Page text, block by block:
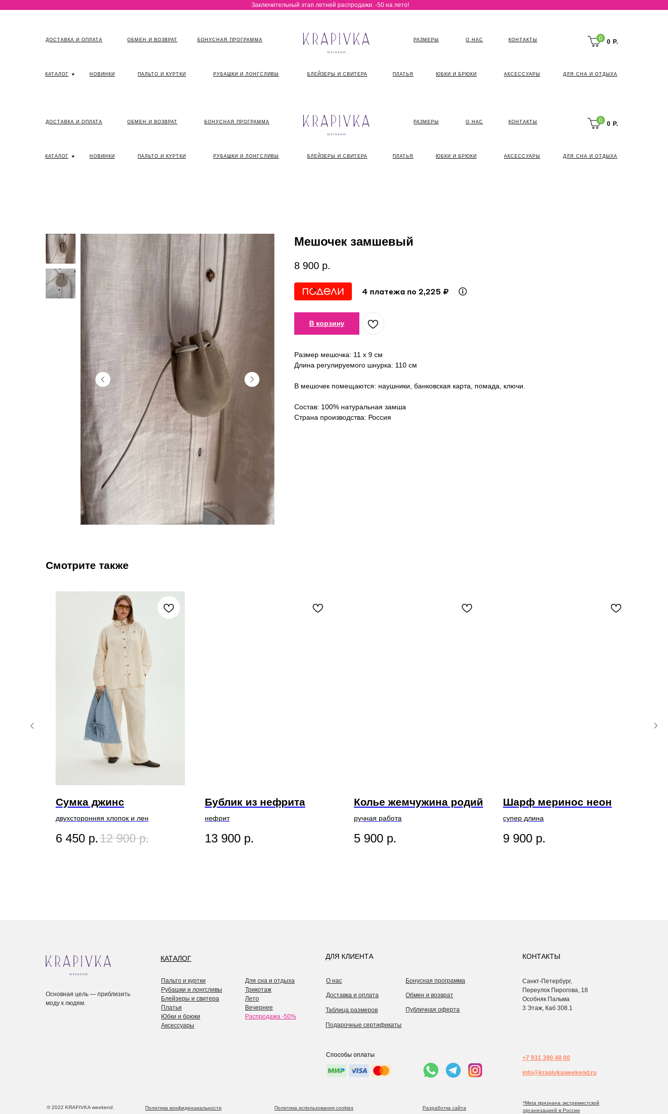
Заключительный этап летней распродажи. -50 на лето!
РУБАШКИ И ЛОНГСЛИВЫ
КАТАЛОГ БЛЕЙЗЕРЫ И СВИТЕРА
О НАС
РАЗМЕРЫ
ДОСТАВКА И ОПЛАТА ОБМЕН И ВОЗВРАТ КОНТАКТЫ
ПЛАТЬЯ ЮБКИ И БРЮКИ АКСЕССУАРЫ ДЛЯ СНА И ОТДЫХА
ПАЛЬТО И КУРТКИ
НОВИНКИ
БОНУСНАЯ ПРОГРАММА 0 0 Р.
РУБАШКИ И ЛОНГСЛИВЫ
КАТАЛОГ БЛЕЙЗЕРЫ И СВИТЕРА
О НАС
РАЗМЕРЫ
ДОСТАВКА И ОПЛАТА ОБМЕН И ВОЗВРАТ КОНТАКТЫ
ПЛАТЬЯ ЮБКИ И БРЮКИ АКСЕССУАРЫ ДЛЯ СНА И ОТДЫХА
ПАЛЬТО И КУРТКИ
НОВИНКИ
БОНУСНАЯ ПРОГРАММА 0 0 Р.
Мешочек замшевый
8 900 р.
4 платежа по 2,225 ₽
В корзину
Размер мешочка: 11 x 9 см
Длина регулируемого шнурка: 110 см
В мешочек помещаются: наушники, банковская карта, помада, ключи.
Состав: 100% натуральная замша
Страна производства: Россия
Смотрите также
Сумка джинс
двухсторонняя хлопок и лен
6 450 р.12 900 р.
Бублик из нефрита
нефрит
13 900 р.
Колье жемчужина родий
ручная работа
5 900 р.
Шарф меринос неон
супер длина
9 900 р.
КАТАЛОГ
Способы оплаты
© 2022 KRAPIVKA weekend. Политика конфиденциальности Политика использования cookies Разработка сайта
Основная цель — приблизить
моду к людям.
Санкт-Петербург,
Переулок Пирогова, 18
Особняк Пальма
3 Этаж, Каб 308.1
+7 931 390 48 00
КОНТАКТЫ
info@krapivkaweekend.ru
*Meta признана экстремистcкой
организацией в России
О нас
Таблица размеров
Доставка и оплата
ДЛЯ КЛИЕНТА
Обмен и возврат
Бонусная программа
Публичная оферта
Подарочные сертификаты
Для сна и отдыха
Трикотаж
Лето
Вечернее
Распродажа -50%
Пальто и куртки
Рубашки и лонгсливы
Блейзеры и свитера
Платья
Юбки и брюки
Аксессуары